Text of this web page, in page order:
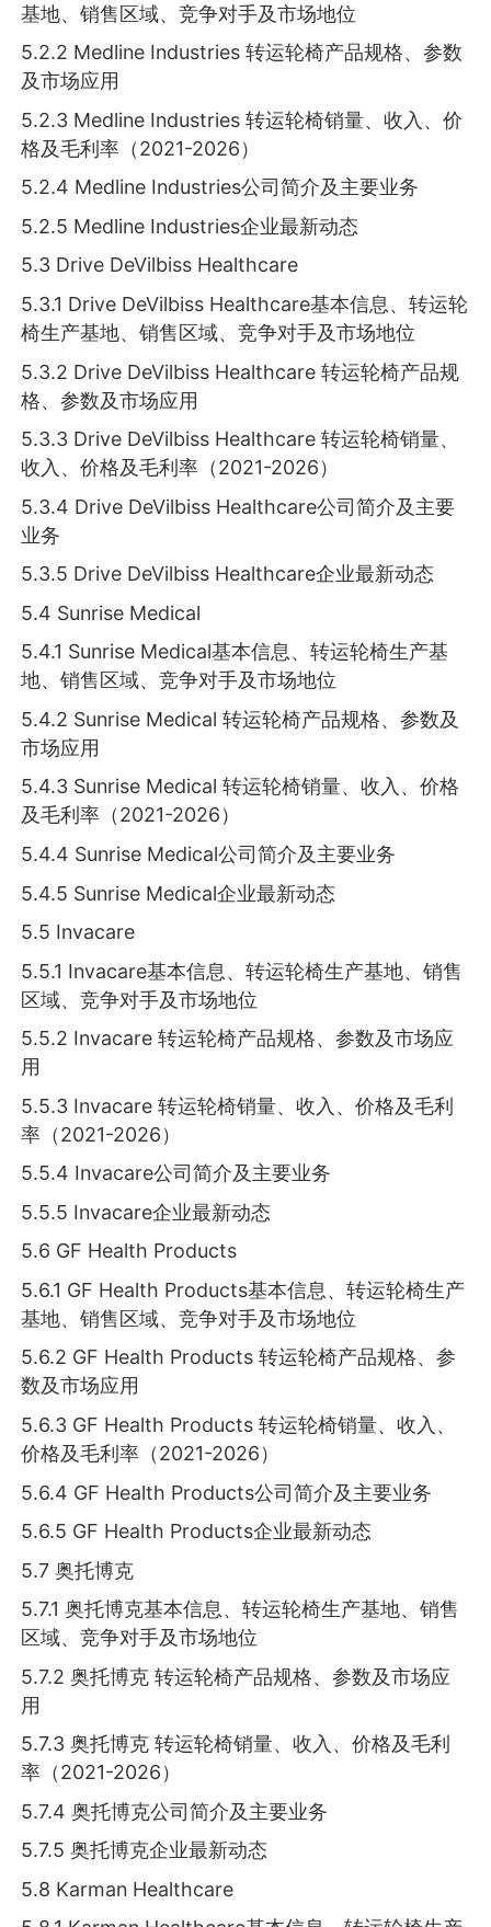
基地、销售区域、竞争对手及市场地位
5.2.2 Medline Industries 转运轮椅产品规格、参数
及市场应用
5.2.3 Medline Industries 转运轮椅销量、收入、价
格及毛利率（2021-2026）
5.2.4 Medline Industries公司简介及主要业务
5.2.5 Medline Industries企业最新动态
5.3 Drive DeVilbiss Healthcare
5.3.1 Drive DeVilbiss Healthcare基本信息、转运轮
椅生产基地、销售区域、竞争对手及市场地位
5.3.2 Drive DeVilbiss Healthcare 转运轮椅产品规
格、参数及市场应用
5.3.3 Drive DeVilbiss Healthcare 转运轮椅销量、
收入、价格及毛利率（2021-2026）
5.3.4 Drive DeVilbiss Healthcare公司简介及主要
业务
5.3.5 Drive DeVilbiss Healthcare企业最新动态
5.4 Sunrise Medical
5.4.1 Sunrise Medical基本信息、转运轮椅生产基
地、销售区域、竞争对手及市场地位
5.4.2 Sunrise Medical 转运轮椅产品规格、参数及
市场应用
5.4.3 Sunrise Medical 转运轮椅销量、收入、价格
及毛利率（2021-2026）
5.4.4 Sunrise Medical公司简介及主要业务
5.4.5 Sunrise Medical企业最新动态
5.5 Invacare
5.5.1 Invacare基本信息、转运轮椅生产基地、销售
区域、竞争对手及市场地位
5.5.2 Invacare 转运轮椅产品规格、参数及市场应
用
5.5.3 Invacare 转运轮椅销量、收入、价格及毛利
率（2021-2026）
5.5.4 Invacare公司简介及主要业务
5.5.5 Invacare企业最新动态
5.6 GF Health Products
5.6.1 GF Health Products基本信息、转运轮椅生产
基地、销售区域、竞争对手及市场地位
5.6.2 GF Health Products 转运轮椅产品规格、参
数及市场应用
5.6.3 GF Health Products 转运轮椅销量、收入、
价格及毛利率（2021-2026）
5.6.4 GF Health Products公司简介及主要业务
5.6.5 GF Health Products企业最新动态
5.7 奥托博克
5.7.1 奥托博克基本信息、转运轮椅生产基地、销售
区域、竞争对手及市场地位
5.7.2 奥托博克 转运轮椅产品规格、参数及市场应
用
5.7.3 奥托博克 转运轮椅销量、收入、价格及毛利
率（2021-2026）
5.7.4 奥托博克公司简介及主要业务
5.7.5 奥托博克企业最新动态
5.8 Karman Healthcare